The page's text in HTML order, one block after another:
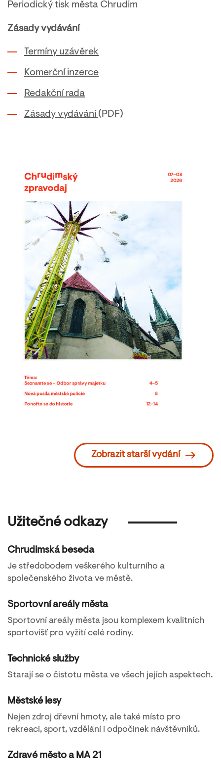
Periodický tisk města Chrudim
Zásady vydávání
Termíny uzávěrek
Komerční inzerce
Redakční rada
Zásady vydávání (PDF)
Zobrazit starší vydání
Užitečné odkazy
Chrudimská beseda
Je středobodem veškerého kulturního a
společenského života ve městě.
Sportovní areály města
Sportovní areály města jsou komplexem kvalitních
sportovišť pro vyžití celé rodiny.
Technické služby
Starají se o čistotu města ve všech jejích aspektech.
Městské lesy
Nejen zdroj dřevní hmoty, ale také místo pro
rekreaci, sport, vzdělání i odpočinek návštěvníků.
Zdravé město a MA 21